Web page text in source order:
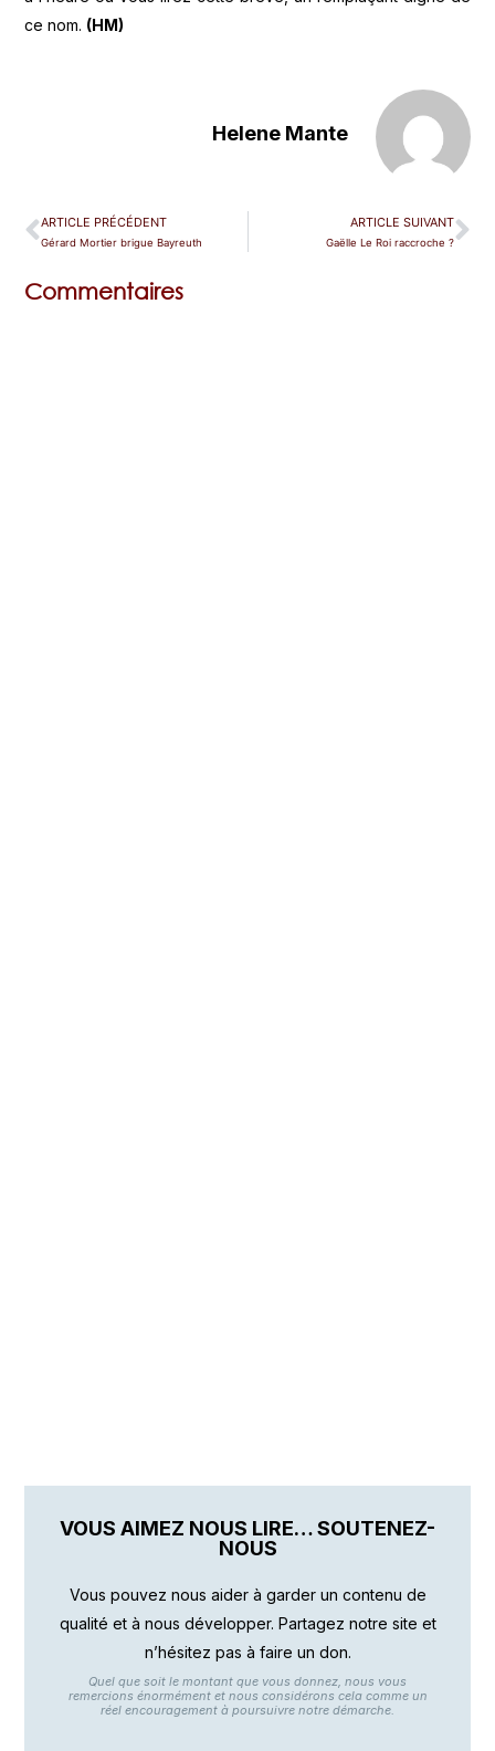
ce nom. (HM)
Helene Mante
ARTICLE PRÉCÉDENT
Gérard Mortier brigue Bayreuth
ARTICLE SUIVANT
Gaëlle Le Roi raccroche ?
Commentaires
VOUS AIMEZ NOUS LIRE… SOUTENEZ-
NOUS
Vous pouvez nous aider à garder un contenu de
qualité et à nous développer. Partagez notre site et
n’hésitez pas à faire un don.
Quel que soit le montant que vous donnez, nous vous
remercions énormément et nous considérons cela comme un
réel encouragement à poursuivre notre démarche.